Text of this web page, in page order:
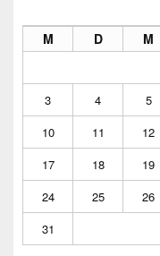
M D M
3
4 5
10
11 12
17
18 19
24
25 26
31